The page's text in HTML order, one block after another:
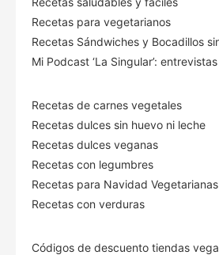
Recetas para vegetarianos
Recetas Sándwiches y Bocadillos
Mi Podcast ‘La Singular’:
Recetas de carnes vegetales
Recetas dulces sin huevo ni leche
Recetas dulces veganas
Recetas con legumbres
Recetas para Navidad Vegetarianas
Recetas con verduras
Códigos de descuento tiendas